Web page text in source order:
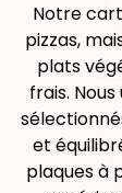
Notre
pizzas,
plats
frais.
et
plaques à